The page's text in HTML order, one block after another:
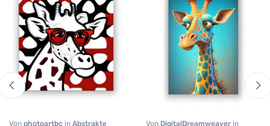
Von photoartbc in Abstrakte
Von DigitalDreamweaver in